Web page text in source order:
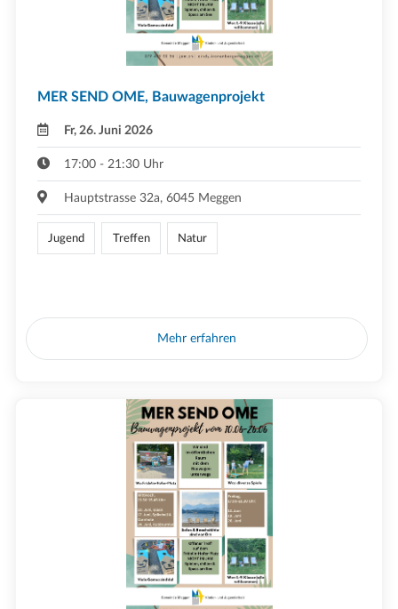
MER SEND OME, Bauwagenprojekt
Fr, 26. Juni 2026
17:00 - 21:30 Uhr
Hauptstrasse 32a, 6045 Meggen
Jugend Treffen Natur
Mehr erfahren